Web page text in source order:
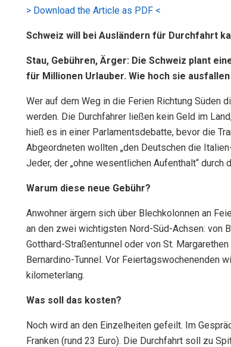
> Download the Article as PDF <
Schweiz will bei Ausländern für Durchfahrt
Stau, Gebühren, Ärger: Die Schweiz plant
für Millionen Urlauber. Wie hoch sie
Wer auf dem Weg in die Ferien Richtung Süden
werden. Die Durchfahrer ließen kein Geld im
hieß es in einer Parlamentsdebatte, bevor die
Abgeordneten wollten „den Deutschen die
Jeder, der „ohne wesentlichen Aufenthalt“
Warum diese neue Gebühr?
Anwohner ärgern sich über Blechkolonnen an
an den zwei wichtigsten Nord-Süd-Achsen: von
Gotthard-Straßentunnel oder von St.
Bernardino-Tunnel. Vor Feiertagswochenenden
kilometerlang.
Was soll das kosten?
Noch wird an den Einzelheiten gefeilt. Im
Franken (rund 23 Euro). Die Durchfahrt soll zu